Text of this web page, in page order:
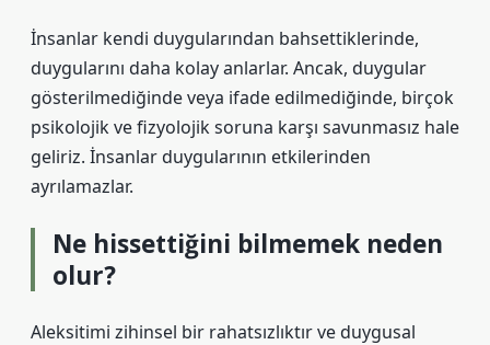
İnsanlar kendi duygularından bahsettiklerinde,
duygularını daha kolay anlarlar. Ancak, duygular
gösterilmediğinde veya ifade edilmediğinde, birçok
psikolojik ve fizyolojik soruna karşı savunmasız hale
geliriz. İnsanlar duygularının etkilerinden
ayrılamazlar.
Ne hissettiğini bilmemek neden
olur?
Aleksitimi zihinsel bir rahatsızlıktır ve duygusal